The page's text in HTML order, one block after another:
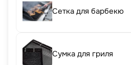
Сетка для барбекю
Сумка для гриля